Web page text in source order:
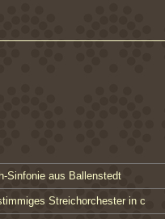
Sinfonie aus Ballenstedt
Streichorchester in c